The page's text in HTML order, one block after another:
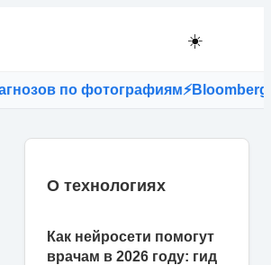
☀️
по фотографиям⚡Bloomberg:
О технологиях
Как нейросети помогут
врачам в 2026 году: гид